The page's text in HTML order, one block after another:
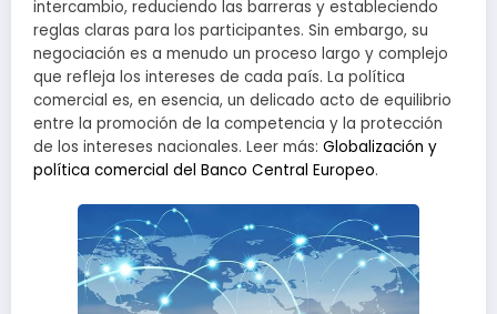
intercambio, reduciendo las barreras y estableciendo
reglas claras para los participantes. Sin embargo, su
negociación es a menudo un proceso largo y complejo
que refleja los intereses de cada país. La política
comercial es, en esencia, un delicado acto de equilibrio
entre la promoción de la competencia y la protección
de los intereses nacionales. Leer más: Globalización y
política comercial del Banco Central Europeo.